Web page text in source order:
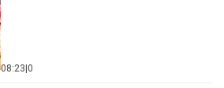
08:23 0